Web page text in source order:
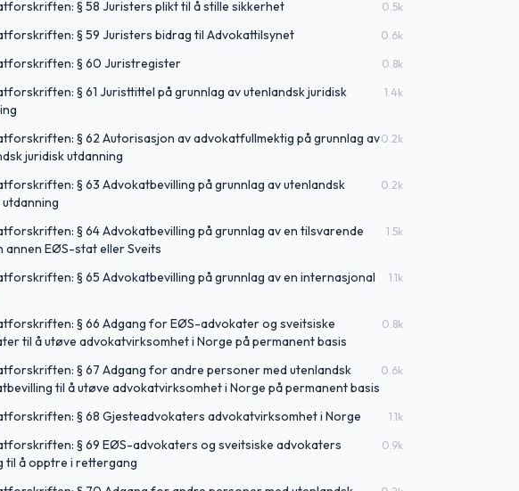
§ 58 Juristers plikt til å stille sikkerhet 0.5k
§ 59 Juristers bidrag til Advokattilsynet 0.6k
§ 60 Juristregister 0.8k
§ 61 Juristtittel på grunnlag av utenlandsk juridisk
1.4k
§ 62 Autorisasjon av advokatfullmektig på grunnlag av
juridisk utdanning
0.2k
§ 63 Advokatbevilling på grunnlag av utenlandsk
0.2k
§ 64 Advokatbevilling på grunnlag av en tilsvarende
annen EØS-stat eller Sveits
1.5k
§ 65 Advokatbevilling på grunnlag av en internasjonal
1.1k
§ 66 Adgang for EØS-advokater og sveitsiske
til å utøve advokatvirksomhet i Norge på permanent basis
0.8k
§ 67 Adgang for andre personer med utenlandsk
til å utøve advokatvirksomhet i Norge på permanent basis
0.6k
§ 68 Gjesteadvokaters advokatvirksomhet i Norge 1.1k
§ 69 EØS-advokaters og sveitsiske advokaters
til å opptre i rettergang
0.9k